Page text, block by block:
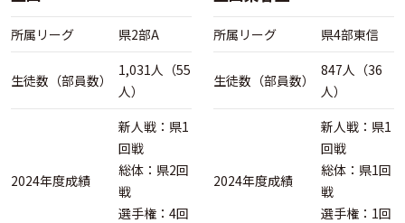
所属リーグ 県2部A
生徒数（部員数）
1,031人（55
人）
2024年度成績
新人戦：県1
回戦
総体：県2回
戦
選手権：4回
所属リーグ 県4部東信
生徒数（部員数）
847人（36
人）
2024年度成績
新人戦：県1
回戦
総体：県1回
戦
選手権：1回